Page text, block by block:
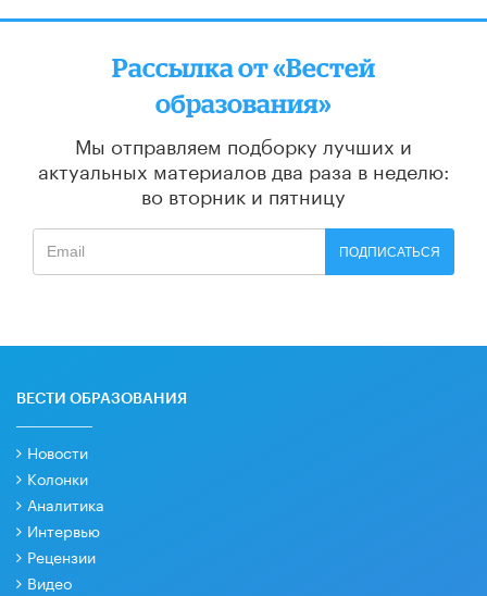
Рассылка от «Вестей
образования»
Мы отправляем подборку лучших и
актуальных материалов два раза в неделю:
во вторник и пятницу
ПОДПИСАТЬСЯ
ВЕСТИ ОБРАЗОВАНИЯ
Новости
Колонки
Аналитика
Интервью
Рецензии
Видео